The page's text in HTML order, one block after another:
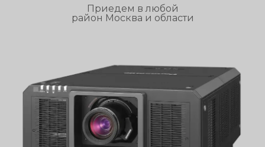
Приедем в любой
район Москва и области